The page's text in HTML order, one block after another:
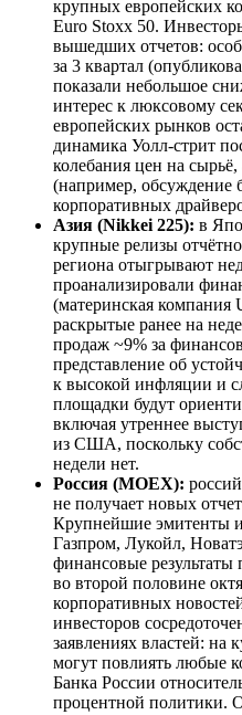
крупных европейских
Euro Stoxx 50.
вышедших отчетов:
за 3 квартал
показали небольшое
интерес к люксовому
европейских рынков
динамика Уолл-стрит
колебания цен на
(например, обсуждение
корпоративных
Азия (Nikkei 225): в
крупные релизы
региона отыгрывают
проанализировали
(материнская
раскрытые ранее на
продаж ~9% за
представление об
к высокой инфляции и
площадки будут
включая утреннее
из США, поскольку
недели нет.
Россия (MOEX):
не получает новых
Крупнейшие эмитенты
Газпром, Лукойл,
финансовые
во второй половине
корпоративных
инвесторов
заявлениях властей: на
могут повлиять любые
Банка России
процентной политики.